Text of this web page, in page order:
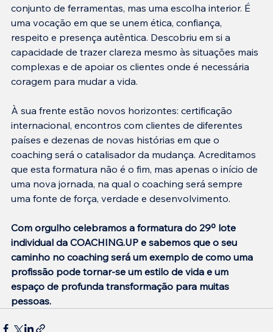
conjunto de ferramentas, mas uma escolha interior. É
uma vocação em que se unem ética, confiança,
respeito e presença autêntica. Descobriu em si a
capacidade de trazer clareza mesmo às situações mais
complexas e de apoiar os clientes onde é necessária
coragem para mudar a vida.
À sua frente estão novos horizontes: certificação
internacional, encontros com clientes de diferentes
países e dezenas de novas histórias em que o
coaching será o catalisador da mudança. Acreditamos
que esta formatura não é o fim, mas apenas o início de
uma nova jornada, na qual o coaching será sempre
uma fonte de força, verdade e desenvolvimento.
Com orgulho celebramos a formatura do 29º lote
individual da COACHING.UP e sabemos que o seu
caminho no coaching será um exemplo de como uma
profissão pode tornar-se um estilo de vida e um
espaço de profunda transformação para muitas
pessoas.